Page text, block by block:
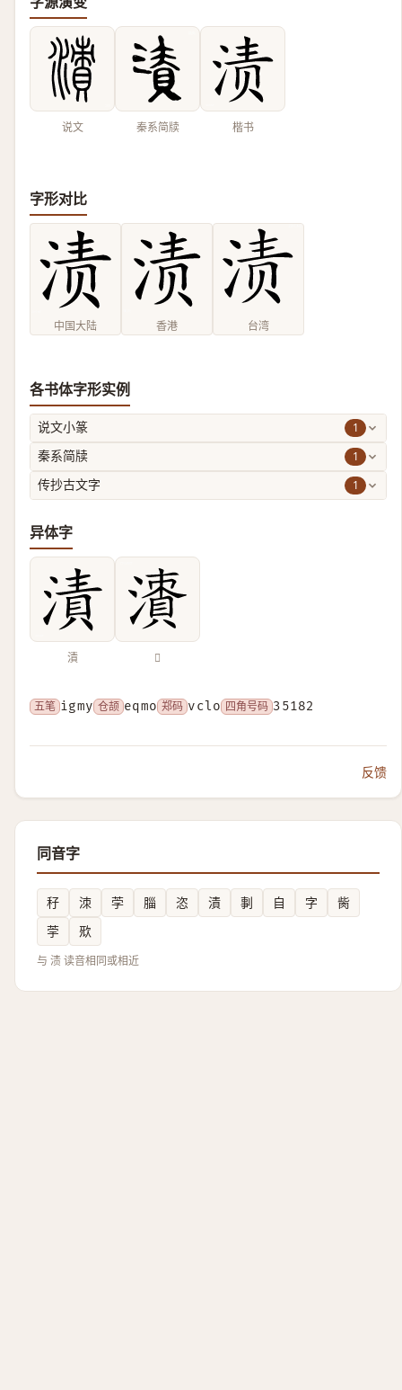
说文 秦系简牍 楷书
字形对比
中国大陆 香港 台湾
各书体字形实例
说文小篆 1
秦系简牍 1
传抄古文字 1
异体字
漬 𣿙
五笔 igmy 仓颉 eqmo 郑码 vclo 四角号码 35182
反馈
同音字
秄 洓 茡 䐉 恣 漬 剚 自 字
胔
荢
㰷
与 渍 读音相同或相近